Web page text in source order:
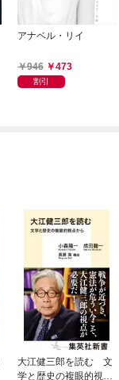
アナベル・リイ
946 473
割引
大江健三郎を読む 文
学と歴史の複眼的視点